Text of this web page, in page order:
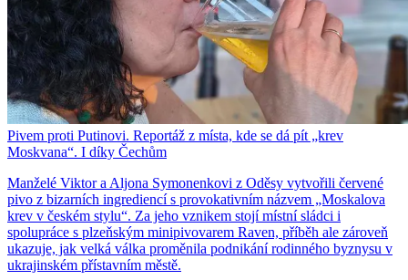
Pivem proti Putinovi. Reportáž z místa, kde se dá pít „krev
Moskvana“. I díky Čechům
Manželé Viktor a Aljona Symonenkovi z Oděsy vytvořili červené
pivo z bizarních ingrediencí s provokativním názvem „Moskalova
krev v českém stylu“. Za jeho vznikem stojí místní sládci i
spolupráce s plzeňským minipivovarem Raven, příběh ale zároveň
ukazuje, jak velká válka proměnila podnikání rodinného byznysu v
ukrajinském přístavním městě.